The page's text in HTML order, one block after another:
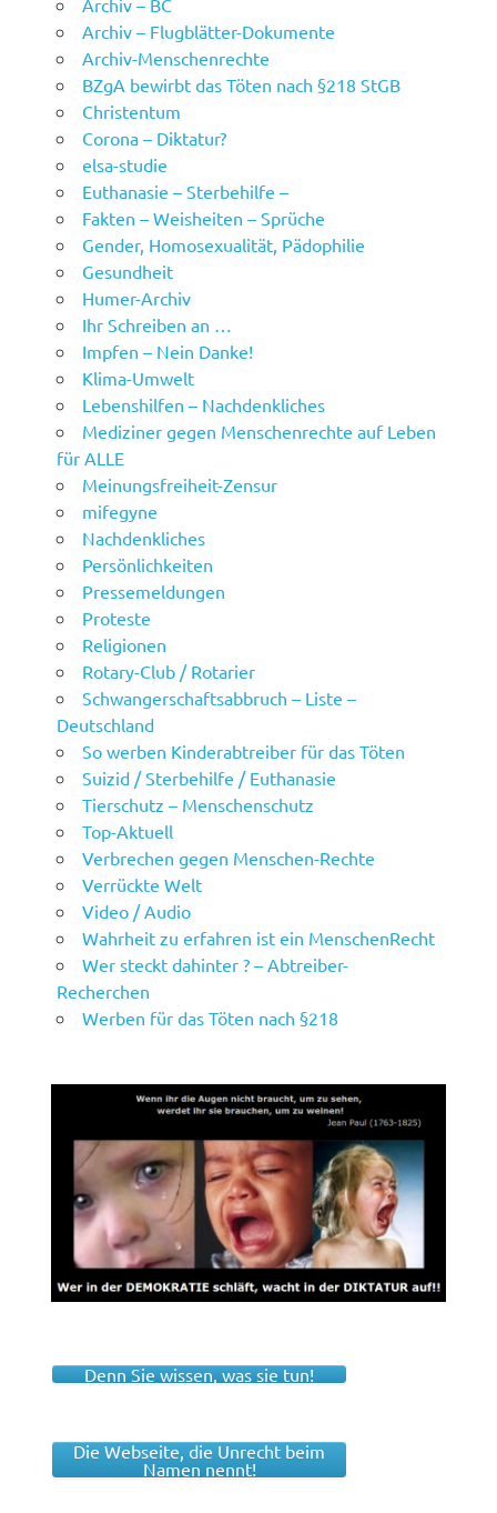
Archiv – BC
Archiv – Flugblätter-Dokumente
Archiv-Menschenrechte
BZgA bewirbt das Töten nach §218 StGB
Christentum
Corona – Diktatur?
elsa-studie
Euthanasie – Sterbehilfe –
Fakten – Weisheiten – Sprüche
Gender, Homosexualität, Pädophilie
Gesundheit
Humer-Archiv
Ihr Schreiben an …
Impfen – Nein Danke!
Klima-Umwelt
Lebenshilfen – Nachdenkliches
Mediziner gegen Menschenrechte auf Leben
für ALLE
Meinungsfreiheit-Zensur
mifegyne
Nachdenkliches
Persönlichkeiten
Pressemeldungen
Proteste
Religionen
Rotary-Club / Rotarier
Schwangerschaftsabbruch – Liste –
Deutschland
So werben Kinderabtreiber für das Töten
Suizid / Sterbehilfe / Euthanasie
Tierschutz – Menschenschutz
Top-Aktuell
Verbrechen gegen Menschen-Rechte
Verrückte Welt
Video / Audio
Wahrheit zu erfahren ist ein MenschenRecht
Wer steckt dahinter ? – Abtreiber-
Recherchen
Werben für das Töten nach §218
Denn Sie wissen, was sie tun!
Die Webseite, die Unrecht beim
Namen nennt!